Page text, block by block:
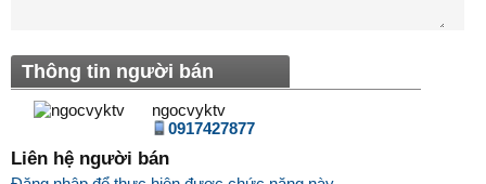
Thông tin người bán
ngocvyktv
0917427877
Liên hệ người bán